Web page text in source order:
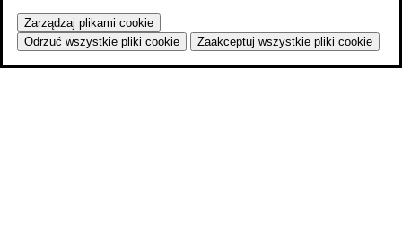
Zarządzaj plikami cookie
Odrzuć wszystkie pliki cookie
Zaakceptuj wszystkie pliki cookie